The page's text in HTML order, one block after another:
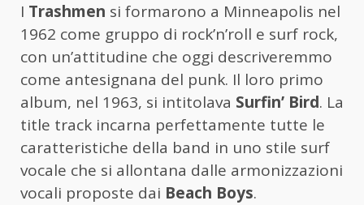
I Trashmen si formarono a Minneapolis nel
1962 come gruppo di rock’n’roll e surf rock,
con un’attitudine che oggi descriveremmo
come antesignana del punk. Il loro primo
album, nel 1963, si intitolava Surfin’ Bird. La
title track incarna perfettamente tutte le
caratteristiche della band in uno stile surf
vocale che si allontana dalle armonizzazioni
vocali proposte dai Beach Boys.